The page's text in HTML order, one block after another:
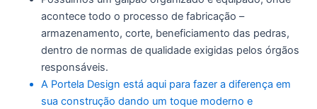
acontece todo o processo de fabricação –
armazenamento, corte, beneficiamento das pedras,
dentro de normas de qualidade exigidas pelos órgãos
responsáveis.
A Portela Design está aqui para fazer a diferença em
sua construção dando um toque moderno e